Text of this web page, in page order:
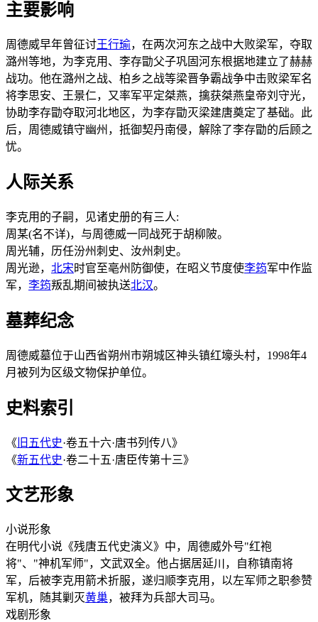
主要影响
周德威早年曾征讨王行瑜，在两次河东之战中大败梁军，夺取
潞州等地，为李克用、李存勖父子巩固河东根据地建立了赫赫
战功。他在潞州之战、柏乡之战等梁晋争霸战争中击败梁军名
将李思安、王景仁，又率军平定桀燕，擒获桀燕皇帝刘守光，
协助李存勖夺取河北地区，为李存勖灭梁建唐奠定了基础。此
后，周德威镇守幽州，抵御契丹南侵，解除了李存勖的后顾之
忧。
人际关系
李克用的子嗣，见诸史册的有三人:
周某(名不详)，与周德威一同战死于胡柳陂。
周光辅，历任汾州刺史、汝州刺史。
周光逊， 北宋时官至亳州防御使，在昭义节度使李筠军中作监
军， 李筠叛乱期间被执送北汉。
墓葬纪念
周德威墓位于山西省朔州市朔城区神头镇红壕头村，1998年4
月被列为区级文物保护单位。
史料索引
《 旧五代史·卷五十六·唐书列传八》
《新五代史·卷二十五·唐臣传第十三》
文艺形象
小说形象
在明代小说《残唐五代史演义》中，周德威外号"红袍
将"、"神机军师"，文武双全。他占据居延川，自称镇南将
军，后被李克用箭术折服，遂归顺李克用，以左军师之职参赞
军机，随其剿灭黄巢，被拜为兵部大司马。
戏剧形象